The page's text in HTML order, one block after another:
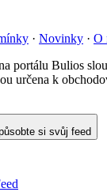
· Novinky · O
portálu Bulios
určena k
si svůj feed